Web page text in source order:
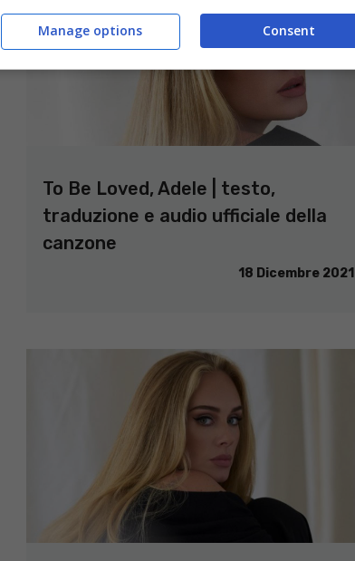
To Be Loved, Adele | testo,
traduzione e audio ufficiale della
canzone
18 Dicembre 2021
Consent
Manage options